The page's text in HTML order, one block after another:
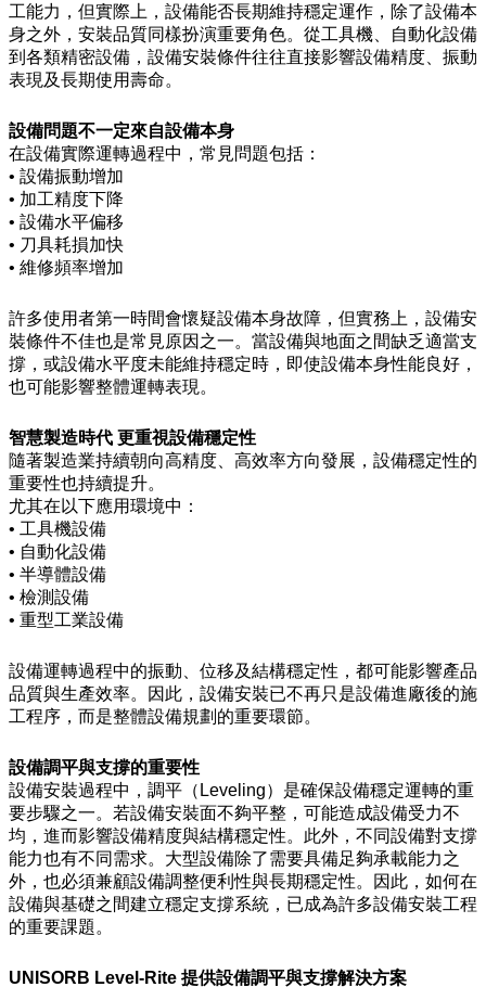
工能力，但實際上，設備能否長期維持穩定運作，除了設備本
身之外，安裝品質同樣扮演重要角色。從工具機、自動化設備
到各類精密設備，設備安裝條件往往直接影響設備精度、振動
表現及長期使用壽命。
設備問題不一定來自設備本身
在設備實際運轉過程中，常見問題包括：
• 設備振動增加
• 加工精度下降
• 設備水平偏移
• 刀具耗損加快
• 維修頻率增加
許多使用者第一時間會懷疑設備本身故障，但實務上，設備安
裝條件不佳也是常見原因之一。當設備與地面之間缺乏適當支
撐，或設備水平度未能維持穩定時，即使設備本身性能良好，
也可能影響整體運轉表現。
智慧製造時代 更重視設備穩定性
隨著製造業持續朝向高精度、高效率方向發展，設備穩定性的
重要性也持續提升。
尤其在以下應用環境中：
• 工具機設備
• 自動化設備
• 半導體設備
• 檢測設備
• 重型工業設備
設備運轉過程中的振動、位移及結構穩定性，都可能影響產品
品質與生產效率。因此，設備安裝已不再只是設備進廠後的施
工程序，而是整體設備規劃的重要環節。
設備調平與支撐的重要性
設備安裝過程中，調平（Leveling）是確保設備穩定運轉的重
要步驟之一。若設備安裝面不夠平整，可能造成設備受力不
均，進而影響設備精度與結構穩定性。此外，不同設備對支撐
能力也有不同需求。大型設備除了需要具備足夠承載能力之
外，也必須兼顧設備調整便利性與長期穩定性。因此，如何在
設備與基礎之間建立穩定支撐系統，已成為許多設備安裝工程
的重要課題。
UNISORB Level-Rite 提供設備調平與支撐解決方案